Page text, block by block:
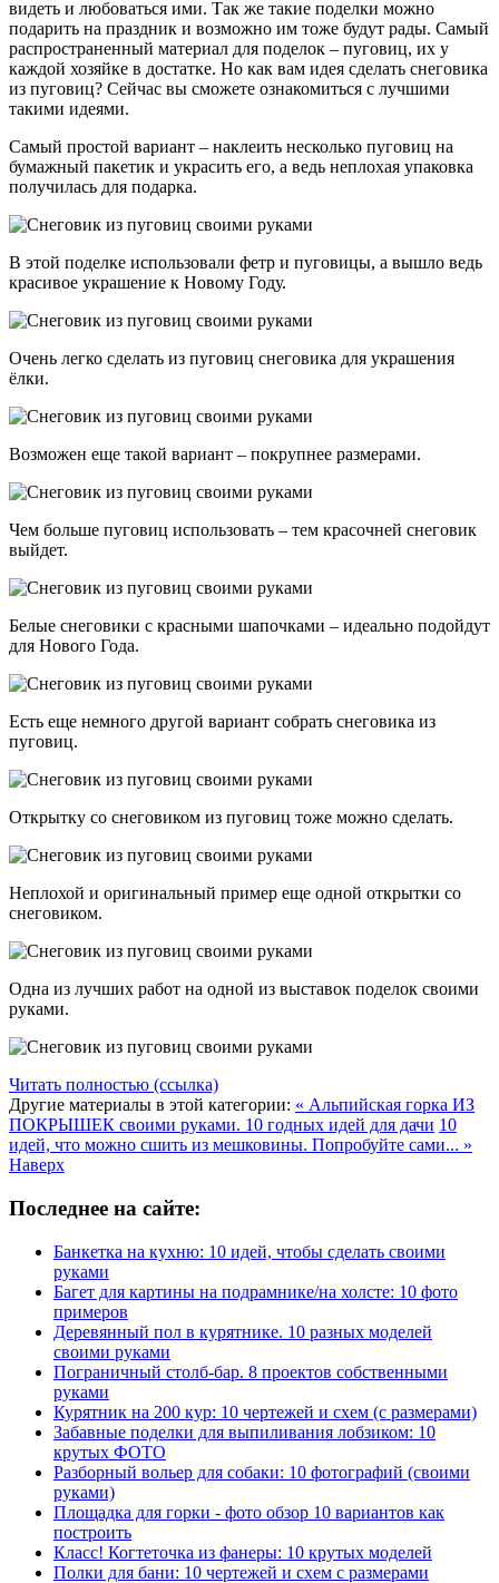
видеть и любоваться ими. Так же такие поделки можно
подарить на праздник и возможно им тоже будут рады. Самый
распространенный материал для поделок – пуговиц, их у
каждой хозяйке в достатке. Но как вам идея сделать снеговика
из пуговиц? Сейчас вы сможете ознакомиться с лучшими
такими идеями.
Самый простой вариант – наклеить несколько пуговиц на
бумажный пакетик и украсить его, а ведь неплохая упаковка
получилась для подарка.
В этой поделке использовали фетр и пуговицы, а вышло ведь
красивое украшение к Новому Году.
Очень легко сделать из пуговиц снеговика для украшения
ёлки.
Возможен еще такой вариант – покрупнее размерами.
Чем больше пуговиц использовать – тем красочней снеговик
выйдет.
Белые снеговики с красными шапочками – идеально подойдут
для Нового Года.
Есть еще немного другой вариант собрать снеговика из
пуговиц.
Открытку со снеговиком из пуговиц тоже можно сделать.
Неплохой и оригинальный пример еще одной открытки со
снеговиком.
Одна из лучших работ на одной из выставок поделок своими
руками.
Читать полностью (ссылка)
Другие материалы в этой категории: « Альпийская горка ИЗ
ПОКРЫШЕК своими руками. 10 годных идей для дачи 10
идей, что можно сшить из мешковины. Попробуйте сами... »
Наверх
Последнее на сайте:
Банкетка на кухню: 10 идей, чтобы сделать своими
руками
Багет для картины на подрамнике/на холсте: 10 фото
примеров
Деревянный пол в курятнике. 10 разных моделей
своими руками
Пограничный столб-бар. 8 проектов собственными
руками
Курятник на 200 кур: 10 чертежей и схем (с размерами)
Забавные поделки для выпиливания лобзиком: 10
крутых ФОТО
Разборный вольер для собаки: 10 фотографий (своими
руками)
Площадка для горки - фото обзор 10 вариантов как
построить
Класс! Когтеточка из фанеры: 10 крутых моделей
Полки для бани: 10 чертежей и схем с размерами